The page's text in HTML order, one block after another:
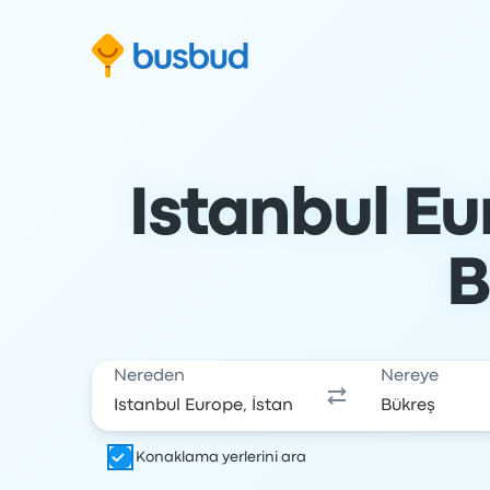
Istanbul
Nereden Nereye
Konaklama yerlerini ara